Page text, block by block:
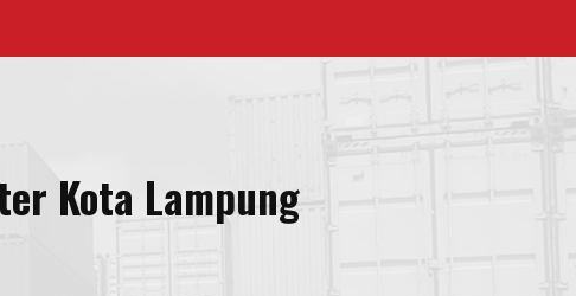
Kota Lampung